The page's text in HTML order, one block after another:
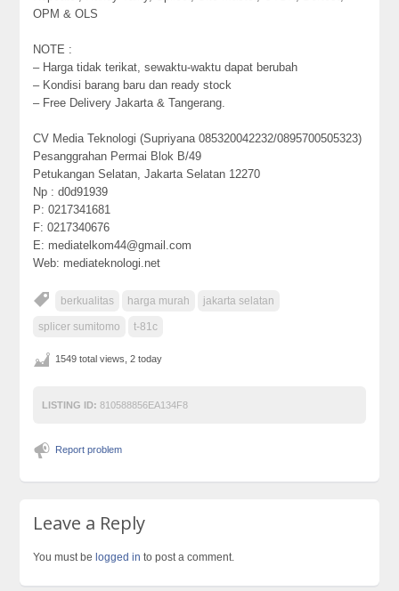
OPM & OLS
NOTE :
– Harga tidak terikat, sewaktu-waktu dapat berubah
– Kondisi barang baru dan ready stock
– Free Delivery Jakarta & Tangerang.
CV Media Teknologi (Supriyana 085320042232/0895700505323)
Pesanggrahan Permai Blok B/49
Petukangan Selatan, Jakarta Selatan 12270
Np : d0d91939
P: 0217341681
F: 0217340676
E: mediatelkom44@gmail.com
Web: mediateknologi.net
berkualitas harga murah jakarta selatan
splicer sumitomo t-81c
1549 total views, 2 today
LISTING ID: 810588856EA134F8
Report problem
Leave a Reply
You must be logged in to post a comment.